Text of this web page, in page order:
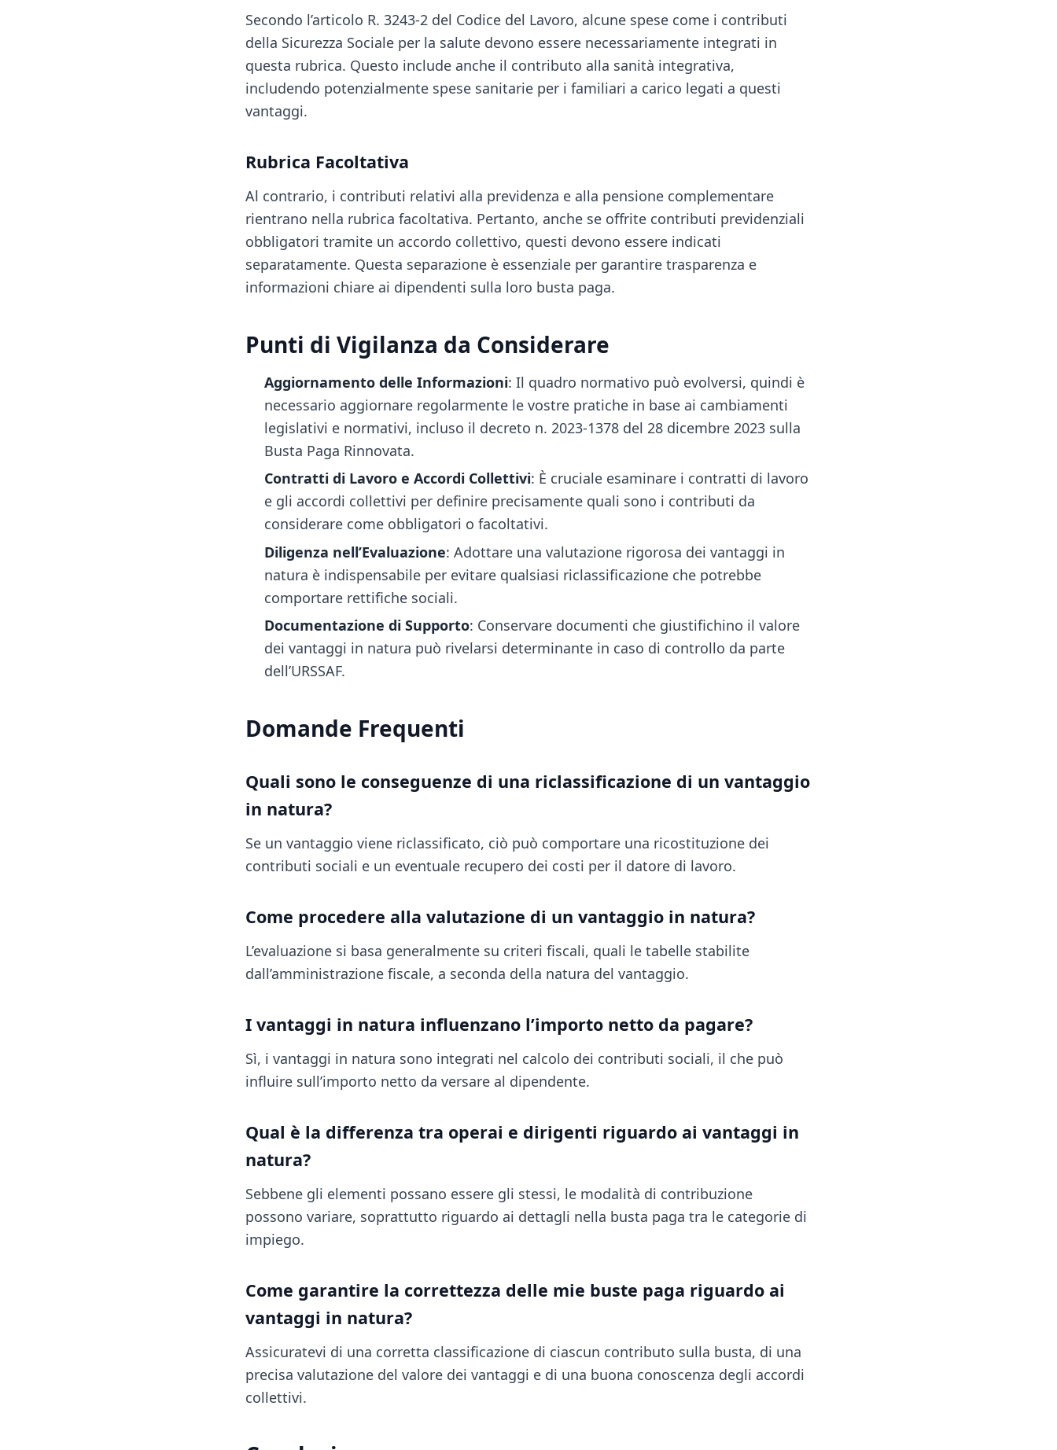
Secondo l’articolo R. 3243-2 del Codice del Lavoro, alcune spese come i contributi
della Sicurezza Sociale per la salute devono essere necessariamente integrati in
questa rubrica. Questo include anche il contributo alla sanità integrativa,
includendo potenzialmente spese sanitarie per i familiari a carico legati a questi
vantaggi.
Rubrica Facoltativa
Al contrario, i contributi relativi alla previdenza e alla pensione complementare
rientrano nella rubrica facoltativa. Pertanto, anche se offrite contributi previdenziali
obbligatori tramite un accordo collettivo, questi devono essere indicati
separatamente. Questa separazione è essenziale per garantire trasparenza e
informazioni chiare ai dipendenti sulla loro busta paga.
Punti di Vigilanza da Considerare
Aggiornamento delle Informazioni: Il quadro normativo può evolversi, quindi è
necessario aggiornare regolarmente le vostre pratiche in base ai cambiamenti
legislativi e normativi, incluso il decreto n. 2023-1378 del 28 dicembre 2023 sulla
Busta Paga Rinnovata.
Contratti di Lavoro e Accordi Collettivi: È cruciale esaminare i contratti di lavoro
e gli accordi collettivi per definire precisamente quali sono i contributi da
considerare come obbligatori o facoltativi.
Diligenza nell’Evaluazione: Adottare una valutazione rigorosa dei vantaggi in
natura è indispensabile per evitare qualsiasi riclassificazione che potrebbe
comportare rettifiche sociali.
Documentazione di Supporto: Conservare documenti che giustifichino il valore
dei vantaggi in natura può rivelarsi determinante in caso di controllo da parte
dell’URSSAF.
Domande Frequenti
Quali sono le conseguenze di una riclassificazione di un vantaggio
in natura?
Se un vantaggio viene riclassificato, ciò può comportare una ricostituzione dei
contributi sociali e un eventuale recupero dei costi per il datore di lavoro.
Come procedere alla valutazione di un vantaggio in natura?
L’evaluazione si basa generalmente su criteri fiscali, quali le tabelle stabilite
dall’amministrazione fiscale, a seconda della natura del vantaggio.
I vantaggi in natura influenzano l’importo netto da pagare?
Sì, i vantaggi in natura sono integrati nel calcolo dei contributi sociali, il che può
influire sull’importo netto da versare al dipendente.
Qual è la differenza tra operai e dirigenti riguardo ai vantaggi in
natura?
Sebbene gli elementi possano essere gli stessi, le modalità di contribuzione
possono variare, soprattutto riguardo ai dettagli nella busta paga tra le categorie di
impiego.
Come garantire la correttezza delle mie buste paga riguardo ai
vantaggi in natura?
Assicuratevi di una corretta classificazione di ciascun contributo sulla busta, di una
precisa valutazione del valore dei vantaggi e di una buona conoscenza degli accordi
collettivi.